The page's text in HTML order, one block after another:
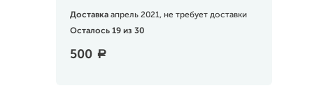
Доставка апрель 2021, не требует доставки
Осталось 19 из 30
500 a